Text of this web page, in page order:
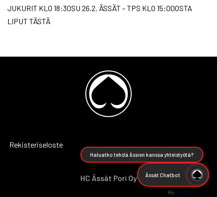
JUKURIT KLO 18:30SU 26.2. ÄSSÄT – TPS KLO 15:00OSTA
LIPUT TÄSTÄ
Rekisteriseloste
HC Ässät Pori Oy
Haluatko tehdä Ässien kanssa yhteistyötä?
Ässät Chatbot
By: